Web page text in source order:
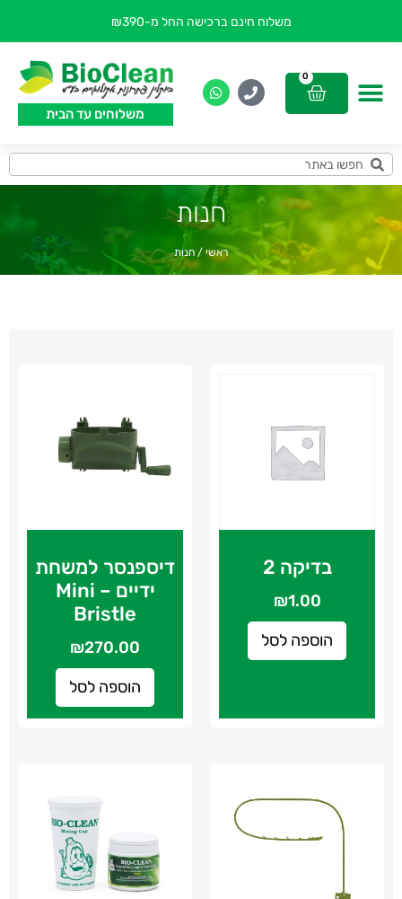
משלוח חינם ברכישה החל מ-₪390
0
משלוחים עד הבית
חנות
ראשי/ חנות
בדיקה 2
₪1.00
הוספה לסל
דיספנסר למשחת
ידיים – Mini
Bristle
₪270.00
הוספה לסל